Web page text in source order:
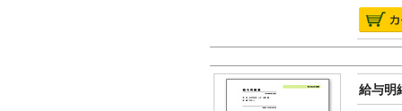
給与明